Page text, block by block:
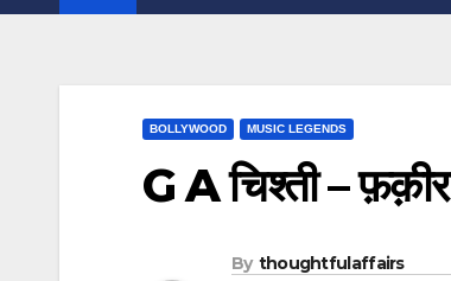
BOLLYWOOD MUSIC LEGENDS
G A चिश्ती –
By thoughtfulaffairs